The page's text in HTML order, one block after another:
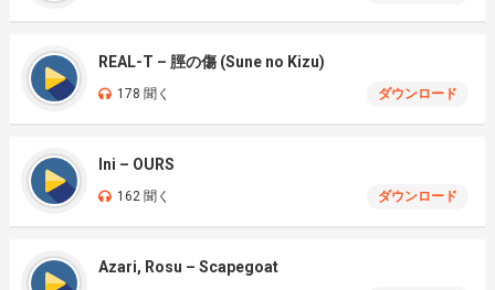
REAL-T – 脛の傷 (Sune no Kizu)
178 聞く ダウンロード
Ini – OURS
162 聞く ダウンロード
Azari, Rosu – Scapegoat